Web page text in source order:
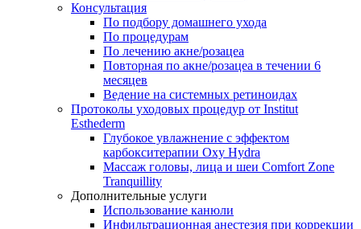
Консультация
По подбору домашнего ухода
По процедурам
По лечению акне/розацеа
Повторная по акне/розацеа в течении 6
месяцев
Ведение на системных ретиноидах
Протоколы уходовых процедур от Institut
Esthederm
Глубокое увлажнение с эффектом
карбокситерапии Oxy Hydra
Массаж головы, лица и шеи Comfort Zone
Tranquillity
Дополнительные услуги
Использование канюли
Инфильтрационная анестезия при коррекции